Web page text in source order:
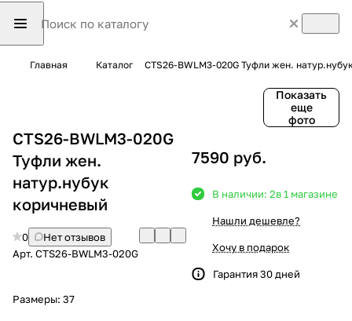
Главная Каталог CTS26-BWLM3-020G Туфли жен.
Показать
еще
фото
CTS26-BWLM3-020G
Туфли жен.
натур.нубук
коричневый
0
Нет отзывов
Арт. CTS26-BWLM3-020G
Размеры: 37
7590 руб.
В наличии: 2в 1 магазине
Нашли дешевле?
Хочу в подарок
Гарантия 30 дней